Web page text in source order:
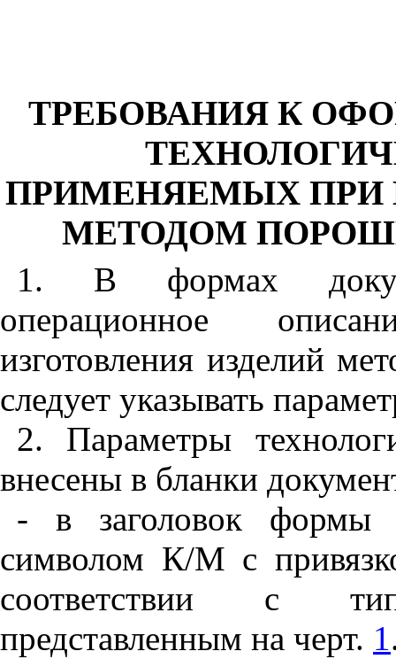
ТРЕБОВАНИЯ К
ПРИМЕНЯЕМЫХ ПРИ
МЕТОДОМ
1. В формах
операционное
изготовления изделий
следует указывать
2. Параметры
внесены в бланки
- в заголовок формы
символом К/М с
соответствии с
представленным на черт. 1